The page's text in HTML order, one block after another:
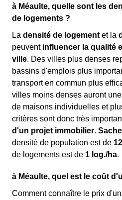
à Méaulte, quelle sont les
de logements ?
La densité de logement et la
peuvent influencer la qualité
ville. Des villes plus denses
bassins d'emplois plus
transport en commun plus
villes moins denses auront
de maisons individuelles et
critères sont donc très
d'un projet immobilier.
densité de population est de
de logements est de 1 log./ha.
à Méaulte, quel est le coût
Comment connaître le prix d'un